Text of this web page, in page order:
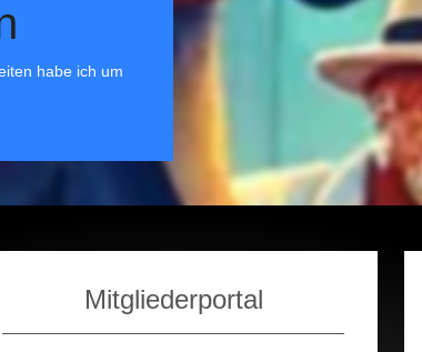
habe ich um
Mitgliederportal